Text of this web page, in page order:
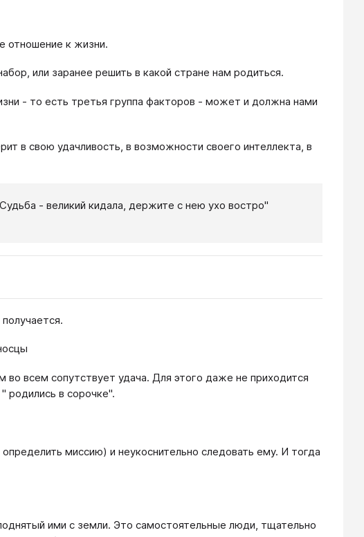
отношение к жизни.
или заранее решить в какой стране нам родиться.
- то есть третья группа факторов - может и должна нами
в свою удачливость, в возможности своего интеллекта, в
- великий кидала, держите с нею ухо востро"
во всем сопутствует удача. Для этого даже не приходится
родились в сорочке".
миссию) и неукоснительно следовать ему. И тогда
ими с земли. Это самостоятельные люди, тщательно